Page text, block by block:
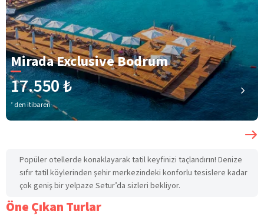
Mirada Exclusive Bodrum
17.550 ₺
’ den itibaren
Popüler otellerde konaklayarak tatil keyfinizi taçlandırın! Denize
sıfır tatil köylerinden şehir merkezindeki konforlu tesislere kadar
çok geniş bir yelpaze Setur’da sizleri bekliyor.
Öne Çıkan Turlar